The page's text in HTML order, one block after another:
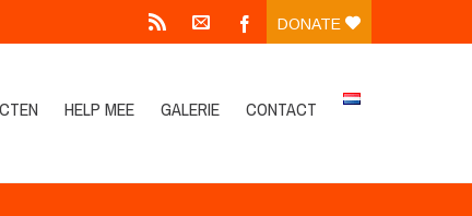
DONATE
HELP MEE GALERIE CONTACT